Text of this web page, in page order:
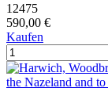
12475
590,00 €
Kaufen